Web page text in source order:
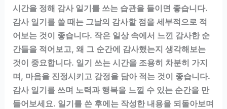
시간을 정해 감사 일기를 쓰는 습관을 들이면 좋습니다.
감사 일기를 쓸 때는 그날의 감사할 점을 세부적으로 적
어보는 것이 좋습니다. 작은 일상 속에서 느낀 감사한 순
간들을 적어보고, 왜 그 순간에 감사했는지 생각해보는
것이 중요합니다. 일기 쓰는 시간을 조용히 차분히 가지
며, 마음을 진정시키고 감정을 담아 적는 것이 좋습니다.
감사 일기를 쓰며 노력과 행복을 느낄 수 있는 순간을 만
들어보세요. 일기를 쓴 후에는 작성한 내용을 되돌아보며